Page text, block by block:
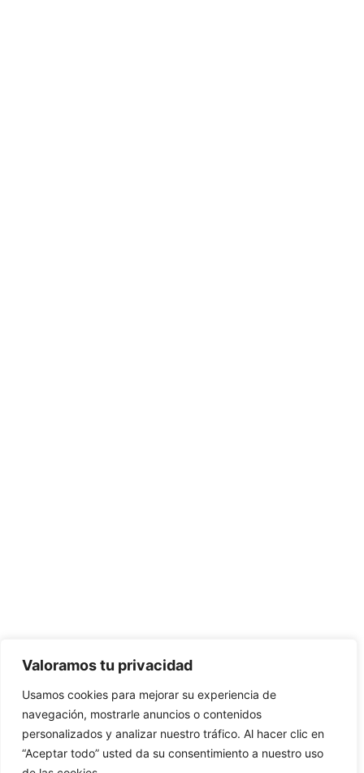
Valoramos tu privacidad
Usamos cookies para mejorar su experiencia de
navegación, mostrarle anuncios o contenidos
personalizados y analizar nuestro tráfico. Al hacer clic en
“Aceptar todo” usted da su consentimiento a nuestro uso